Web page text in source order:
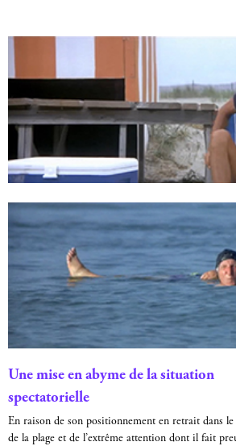
Une mise en abyme de la situation
spectatorielle
En raison de son positionnement en retrait dans le
de la plage et de l’extrême attention dont il fait